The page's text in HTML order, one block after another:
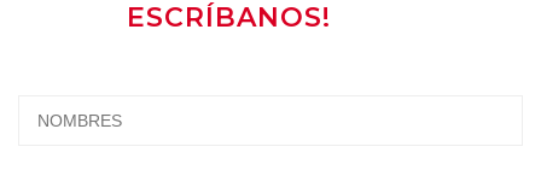
ESCRÍBANOS!